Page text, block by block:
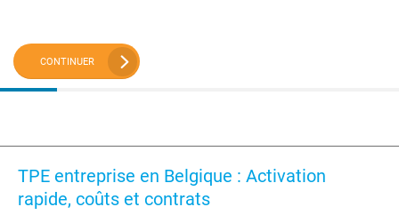
CONTINUER
TPE entreprise en Belgique : Activation
rapide, coûts et contrats